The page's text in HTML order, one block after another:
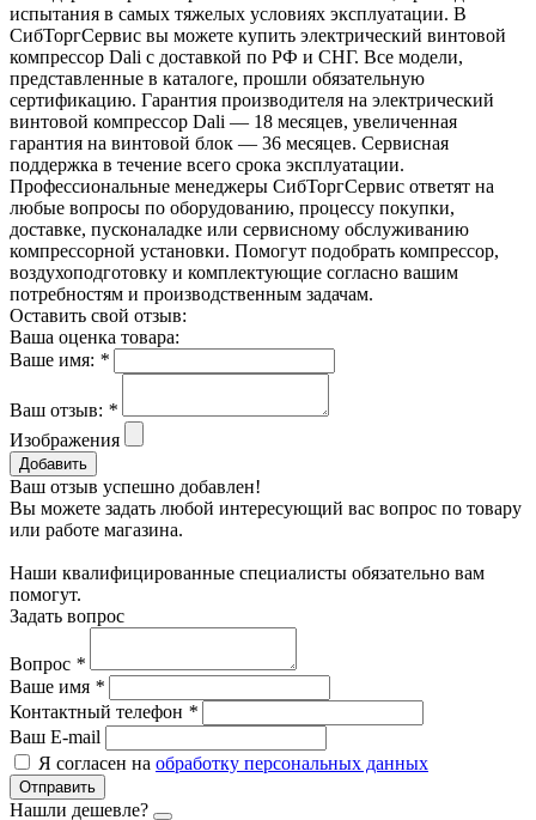
испытания в самых тяжелых условиях эксплуатации. В
СибТоргСервис вы можете купить электрический винтовой
компрессор Dali с доставкой по РФ и СНГ. Все модели,
представленные в каталоге, прошли обязательную
сертификацию. Гарантия производителя на электрический
винтовой компрессор Dali — 18 месяцев, увеличенная
гарантия на винтовой блок — 36 месяцев. Сервисная
поддержка в течение всего срока эксплуатации.
Профессиональные менеджеры СибТоргСервис ответят на
любые вопросы по оборудованию, процессу покупки,
доставке, пусконаладке или сервисному обслуживанию
компрессорной установки. Помогут подобрать компрессор,
воздухоподготовку и комплектующие согласно вашим
потребностям и производственным задачам.
Оставить свой отзыв:
Ваша оценка товара:
Ваше имя: *
Ваш отзыв: *
Изображения
Добавить
Ваш отзыв успешно добавлен!
Вы можете задать любой интересующий вас вопрос по товару
или работе магазина.
Наши квалифицированные специалисты обязательно вам
помогут.
Задать вопрос
Вопрос *
Ваше имя *
Контактный телефон *
Ваш E-mail
Я согласен на обработку персональных данных
Отправить
Нашли дешевле?